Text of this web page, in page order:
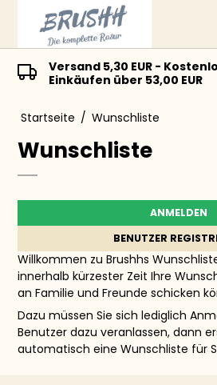
Versand 5,30 EUR -
Einkäufen über 53,00 EUR
Startseite / Wunschliste
Wunschliste
ANMELDEN
BENUTZER
Willkommen zu Brushhs
innerhalb kürzester Zeit Ihre
an Familie und Freunde schicken
Dazu müssen Sie sich lediglich
Benutzer dazu veranlassen, dann
automatisch eine Wunschliste für